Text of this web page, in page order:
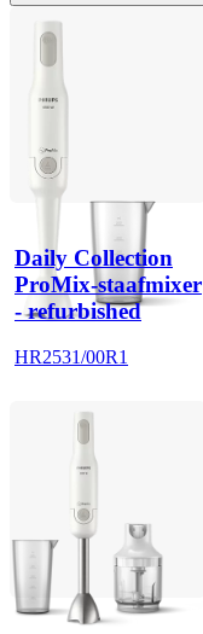
Daily Collection
ProMix-staafmixer
- refurbished
HR2531/00R1